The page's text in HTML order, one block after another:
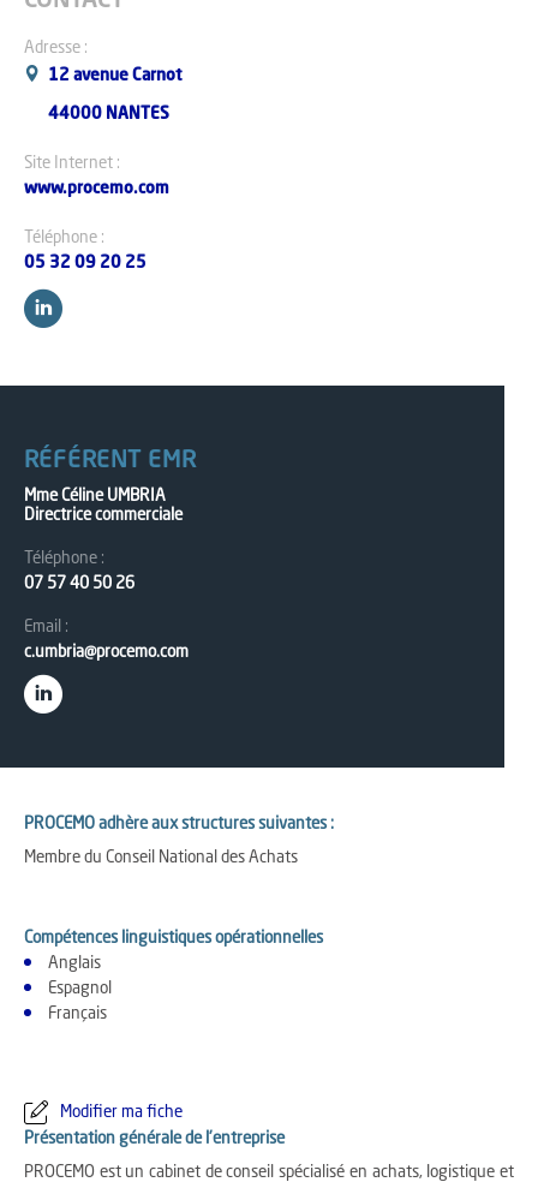
Adresse :
12 avenue Carnot
44000 NANTES
Site Internet :
www.procemo.com
Téléphone :
05 32 09 20 25
RÉFÉRENT EMR
Mme Céline UMBRIA
Directrice commerciale
Téléphone :
07 57 40 50 26
Email :
c.umbria@procemo.com
PROCEMO adhère aux structures suivantes :
Membre du Conseil National des Achats
Compétences linguistiques opérationnelles
Anglais
Espagnol
Français
Modifier ma fiche
Présentation générale de l'entreprise
PROCEMO est un cabinet de conseil spécialisé en achats, logistique et